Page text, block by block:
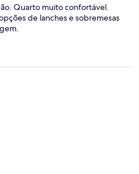
Quarto muito confortável.
de lanches e sobremesas